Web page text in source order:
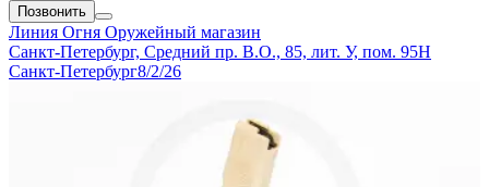
Позвонить
Линия Огня Оружейный магазин
Санкт-Петербург, Средний пр. В.О., 85, лит. У, пом. 95Н
Санкт-Петербург8/2/26